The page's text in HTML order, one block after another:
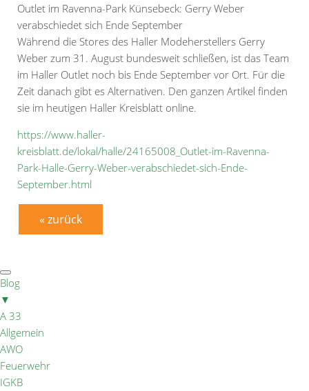
Outlet im Ravenna-Park Künsebeck: Gerry Weber
verabschiedet sich Ende September
Während die Stores des Haller Modeherstellers Gerry
Weber zum 31. August bundesweit schließen, ist das Team
im Haller Outlet noch bis Ende September vor Ort. Für die
Zeit danach gibt es Alternativen. Den ganzen Artikel finden
sie im heutigen Haller Kreisblatt online.
https://www.haller-
kreisblatt.de/lokal/halle/24165008_Outlet-im-Ravenna-
Park-Halle-Gerry-Weber-verabschiedet-sich-Ende-
September.html
« zurück
Blog
▼
A 33
Allgemein
AWO
Feuerwehr
IGKB